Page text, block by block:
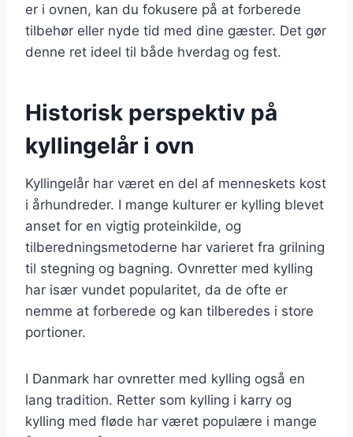
er i ovnen, kan du fokusere på at forberede
tilbehør eller nyde tid med dine gæster. Det gør
denne ret ideel til både hverdag og fest.
Historisk perspektiv på
kyllingelår i ovn
Kyllingelår har været en del af menneskets kost
i århundreder. I mange kulturer er kylling blevet
anset for en vigtig proteinkilde, og
tilberedningsmetoderne har varieret fra grilning
til stegning og bagning. Ovnretter med kylling
har især vundet popularitet, da de ofte er
nemme at forberede og kan tilberedes i store
portioner.
I Danmark har ovnretter med kylling også en
lang tradition. Retter som kylling i karry og
kylling med fløde har været populære i mange